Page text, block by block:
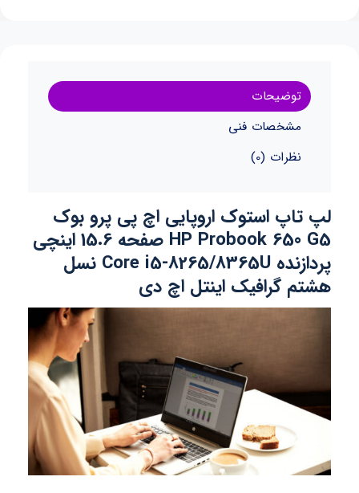
توضیحات
مشخصات فنی
استوک اروپایی اچ پی پرو بوک
HP Probook 650 G5 صفحه 15.6 اینچی
پردازنده Core i5-8265/8365U نسل
گرافیک اینتل اچ دی